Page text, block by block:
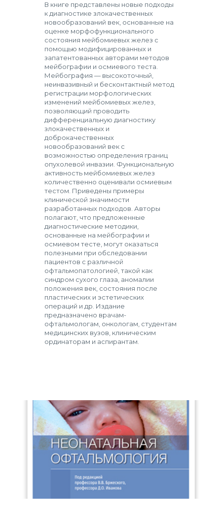
В книге представлены новые подходы
к диагностике злокачественных
новообразований век, основанные на
оценке морфофункционального
состояния мейбомиевых желез с
помощью модифицированных и
запатентованных авторами методов
мейбографии и осмиевого теста.
Мейбография — высокоточный,
неинвазивный и бесконтактный метод
регистрации морфологических
изменений мейбомиевых желез,
позволяющий проводить
дифференциальную диагностику
злокачественных и
доброкачественных
новообразований век с
возможностью определения границ
опухолевой инвазии. Функциональную
активность мейбомиевых желез
количественно оценивали осмиевым
тестом. Приведены примеры
клинической значимости
разработанных подходов. Авторы
полагают, что предложенные
диагностические методики,
основанные на мейбографии и
осмиевом тесте, могут оказаться
полезными при обследовании
пациентов с различной
офтальмопатологией, такой как
синдром сухого глаза, аномалии
положения век, состояния после
пластических и эстетических
операций и др. Издание
предназначено врачам-
офтальмологам, онкологам, студентам
медицинских вузов, клиническим
ординаторам и аспирантам.